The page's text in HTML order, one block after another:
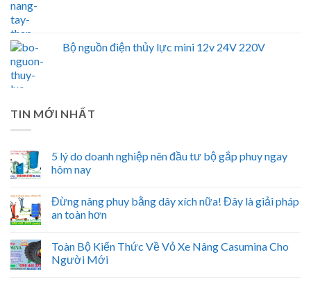
Bộ nguồn điện thủy lực mini 12v 24V 220V
TIN MỚI NHẤT
5 lý do doanh nghiệp nên đầu tư bộ gắp phuy ngay
hôm nay
Đừng nâng phuy bằng dây xích nữa! Đây là giải pháp
an toàn hơn
Toàn Bộ Kiến Thức Về Vỏ Xe Nâng Casumina Cho
Người Mới